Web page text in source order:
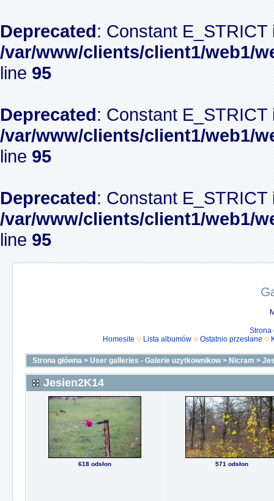
Deprecated: Constant
/var/www/clients/client1/web1/
line 95
Deprecated: Constant
/var/www/clients/client1/web1/
line 95
Deprecated: Constant
/var/www/clients/client1/web1/
line 95
Strona
Homesite
Lista albumów Ostatnio przesłane
Strona główna > User galleries - Galerie uzytkownikow> Nicram >
Jesien2K14
618 odsłon 571 odsłon